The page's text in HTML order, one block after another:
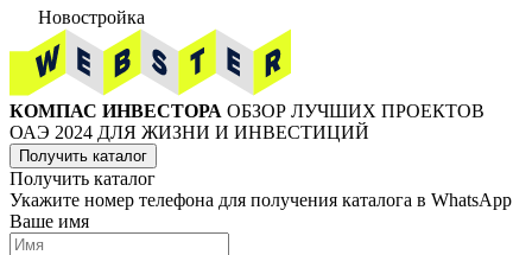
Новостройка
КОМПАС ИНВЕСТОРА ОБЗОР ЛУЧШИХ ПРОЕКТОВ
ОАЭ 2024 ДЛЯ ЖИЗНИ И ИНВЕСТИЦИЙ
Получить каталог
Получить каталог
Укажите номер телефона для получения каталога в WhatsApp
Ваше имя